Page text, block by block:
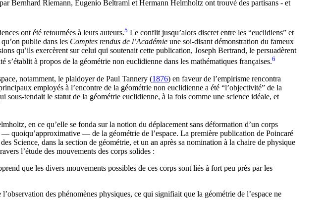
Bernhard Riemann, Eugenio Beltrami et Hermann Helmholtz ont trouvé des partisans - et
ont été retournées à leurs auteurs.5 Le conflit jusqu’alors discret entre les “euclidiens” et
publie dans les Comptes rendus de l’Académie une soi-disant démonstration du fameux
qu’ils exercèrent sur celui qui soutenait cette publication, Joseph Bertrand, le persuadèrent
à propos de la géométrie non euclidienne dans les mathématiques françaises.6
notamment, le plaidoyer de Paul Tannery (1876) en faveur de l’empirisme rencontra
employés à l’encontre de la géométrie non euclidienne a été “l’objectivité” de la
tendait le statut de la géométrie euclidienne, à la fois comme une science idéale, et
en ce qu’elle se fonda sur la notion du déplacement sans déformation d’un corps
quoiqu’approximative — de la géométrie de l’espace. La première publication de Poincaré
Science, dans la section de géométrie, et un an après sa nomination à la chaire de physique
l’étude des mouvements des corps solides :
que les divers mouvements possibles de ces corps sont liés à fort peu près par les
des phénomènes physiques, ce qui signifiait que la géométrie de l’espace ne